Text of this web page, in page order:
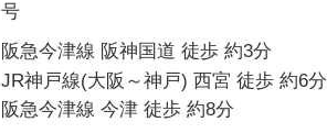
号
阪急今津線 阪神国道 徒歩 約3分
JR神戸線(大阪～神戸) 西宮 徒歩 約6分
阪急今津線 今津 徒歩 約8分